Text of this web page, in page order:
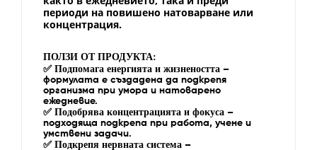
периоди на повишено натоварване или
концентрация.
ПОЛЗИ ОТ ПРОДУКТА:
✅ Подпомага енергията и жизнеността –
формулата е създадена да подкрепя
организма при умора и натоварено
ежедневие.
✅ Подобрява концентрацията и фокуса –
подходяща подкрепа при работа, учене и
умствени задачи.
✅ Подкрепя нервната система –